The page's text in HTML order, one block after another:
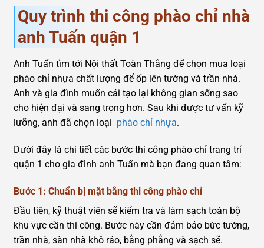
Quy trình thi công phào chỉ nhà
anh Tuấn quận 1
Anh Tuấn tìm tới Nội thất Toàn Thắng để chọn mua loại
phào chỉ nhựa chất lượng để ốp lên tường và trần nhà.
Anh và gia đình muốn cải tạo lại không gian sống sao
cho hiện đại và sang trọng hơn. Sau khi được tư vấn kỹ
lưỡng, anh đã chọn loại phào chỉ nhựa.
Dưới đây là chi tiết các bước thi công phào chỉ trang trí
quận 1 cho gia đình anh Tuấn mà bạn đang quan tâm:
Bước 1: Chuẩn bị mặt bằng thi công phào chỉ
Đầu tiên, kỹ thuật viên sẽ kiểm tra và làm sạch toàn bộ
khu vực cần thi công. Bước này cần đảm bảo bức tường,
trần nhà, sàn nhà khô ráo, bằng phẳng và sạch sẽ.